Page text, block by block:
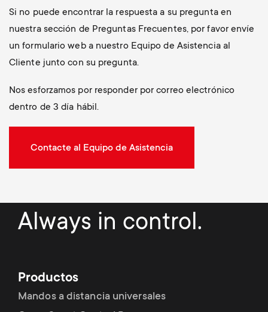
Si no puede encontrar la respuesta a su pregunta en
nuestra sección de Preguntas Frecuentes, por favor envíe
un formulario web a nuestro Equipo de Asistencia al
Cliente junto con su pregunta.
Nos esforzamos por responder por correo electrónico
dentro de 3 día hábil.
Contacte al Equipo de Asistencia
Always in control.
Productos
Mandos a distancia universales